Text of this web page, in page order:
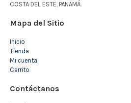
COSTA DEL ESTE, PANAMÁ.
Mapa del Sitio
Inicio
Tienda
Mi cuenta
Carrito
Contáctanos